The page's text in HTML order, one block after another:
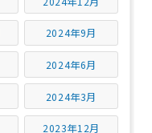
2024年9月
2024年6月
2024年3月
2023年12月